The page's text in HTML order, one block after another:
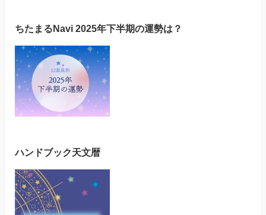
ちたまるNavi 2025年下半期の運勢は？
ハンドブック天文暦